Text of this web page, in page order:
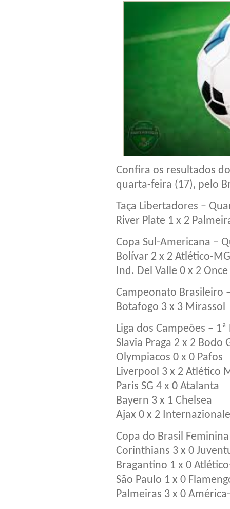
Confira os resultados
quarta-feira (17), pelo
Taça Libertadores –
River Plate 1 x 2
Copa Sul-Americana –
Bolívar 2 x 2 Atlético-MG
Ind. Del Valle 0 x 2
Campeonato Brasileiro
Botafogo 3 x 3 Mirassol
Liga dos Campeões –
Slavia Praga 2 x 2 Bodo
Olympiacos 0 x 0 Pafos
Liverpool 3 x 2 Atlético
Paris SG 4 x 0 Atalanta
Bayern 3 x 1 Chelsea
Ajax 0 x 2 Internazionale
Copa do Brasil
Corinthians 3 x 0
Bragantino 1 x 0
São Paulo 1 x 0
Palmeiras 3 x 0